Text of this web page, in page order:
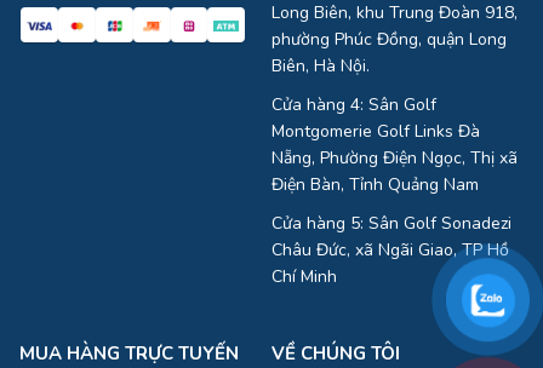
Long Biên, khu Trung Đoàn 918,
phường Phúc Đồng, quận Long
Biên, Hà Nội.
Cửa hàng 4: Sân Golf
Montgomerie Golf Links Đà
Nẵng, Phường Điện Ngọc, Thị xã
Điện Bàn, Tỉnh Quảng Nam
Cửa hàng 5: Sân Golf Sonadezi
Châu Đức, xã Ngãi Giao, TP Hồ
Chí Minh
MUA HÀNG TRỰC TUYẾN VỀ CHÚNG TÔI